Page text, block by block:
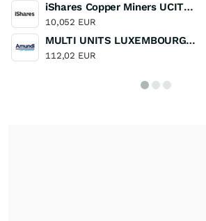
iShares Copper Miners UCITS ETF
10,052 EUR
MULTI UNITS LUXEMBOURG - Lyxor MSCI Semiconductors ESG Filtered
112,02 EUR